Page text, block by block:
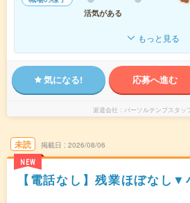
活気がある
もっと見る
気になる! 応募へ進む
派遣会社 パーソルテンプスタッ
未読
NEW
掲載日 2026/08/06
【電話なし】残業ほぼなし